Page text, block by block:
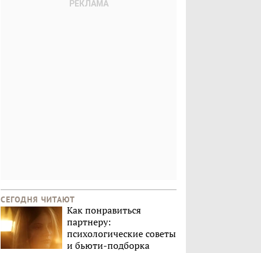
СЕГОДНЯ ЧИТАЮТ
Как понравиться
партнеру:
психологические советы
и бьюти-подборка